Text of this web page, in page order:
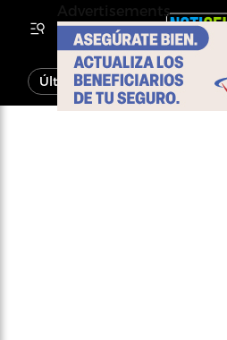
Última Hora Noticias
Advertisements